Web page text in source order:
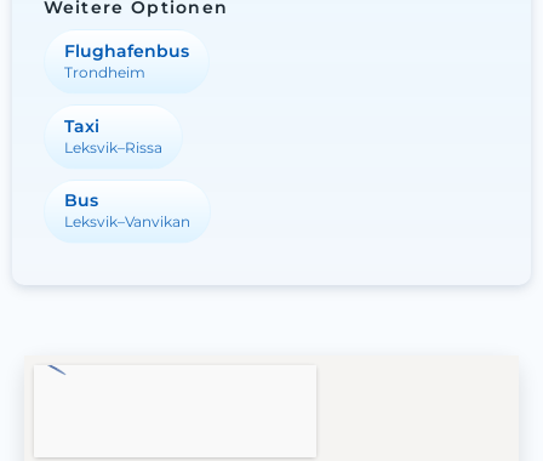
Weitere Optionen
Flughafenbus
Trondheim
Taxi
Leksvik–Rissa
Bus
Leksvik–Vanvikan